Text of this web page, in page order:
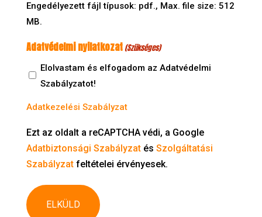
Engedélyezett fájl típusok: pdf., Max. file size: 512
MB.
Adatvédelmi nyilatkozat(Szükséges)
Elolvastam és elfogadom az Adatvédelmi
Szabályzatot!
Adatkezelési Szabályzat
Ezt az oldalt a reCAPTCHA védi, a Google
Adatbiztonsági Szabályzatés Szolgáltatási
Szabályzatfeltételei érvényesek.